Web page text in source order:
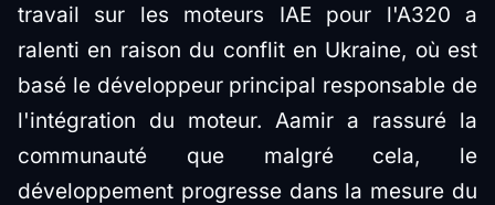
travail sur les moteurs IAE pour l'A320 a
ralenti en raison du conflit en Ukraine, où est
basé le développeur principal responsable de
l'intégration du moteur. Aamir a rassuré la
communauté que malgré cela, le
développement progresse dans la mesure du